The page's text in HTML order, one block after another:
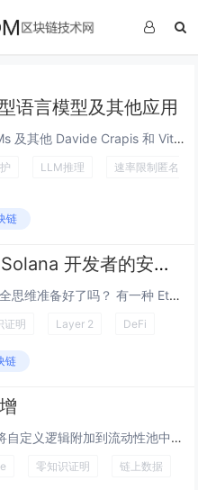
语言模型及其他应用
markdown ZK API 使用积分：LLMs 及其他 Davide Crapis 和 Vitalik Buterin 这是 v2 版——与 v1 版 相比，它将客户端的退款票据列表替换为服务器签名的同态退款运行总额，因此用户不再...
LLM推理
速率限制匿名
链
EthCC[9] 面向 EVM 和 Solana 开发者的安全指南
你的协议即将参加 EthCC。你的安全思维准备好了吗？ 有一种 EthCC 版本，你会带着晒黑的皮肤、一个帆布包，以及一种模糊的感觉，觉得某个你没在场的房间里发生了重要的事情。还有另一种版本，你会带着三个已验证的架构决策、两个被推翻的假设...
证明 Layer 2 DeFi
链
Uniswap v4 hooks 让开发者能够将自定义逻辑附加到流动性池中的每一次兑换、铸造和销毁操作中。它们是 DeFi 历史上 AMM 设计空间最重要的扩展之一。但 Hooks 始终有一个硬性上限。它们的逻辑仅限于执行时可用的数据：...
零知识证明
链上数据